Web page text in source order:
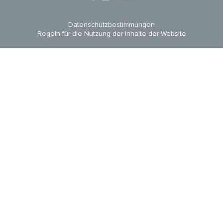
Datenschutzbestimmungen
Regeln für die Nutzung der Inhalte der Website